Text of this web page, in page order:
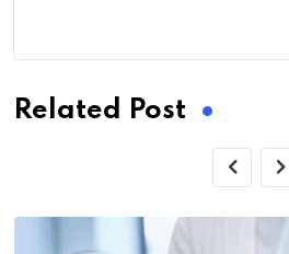
Related Post